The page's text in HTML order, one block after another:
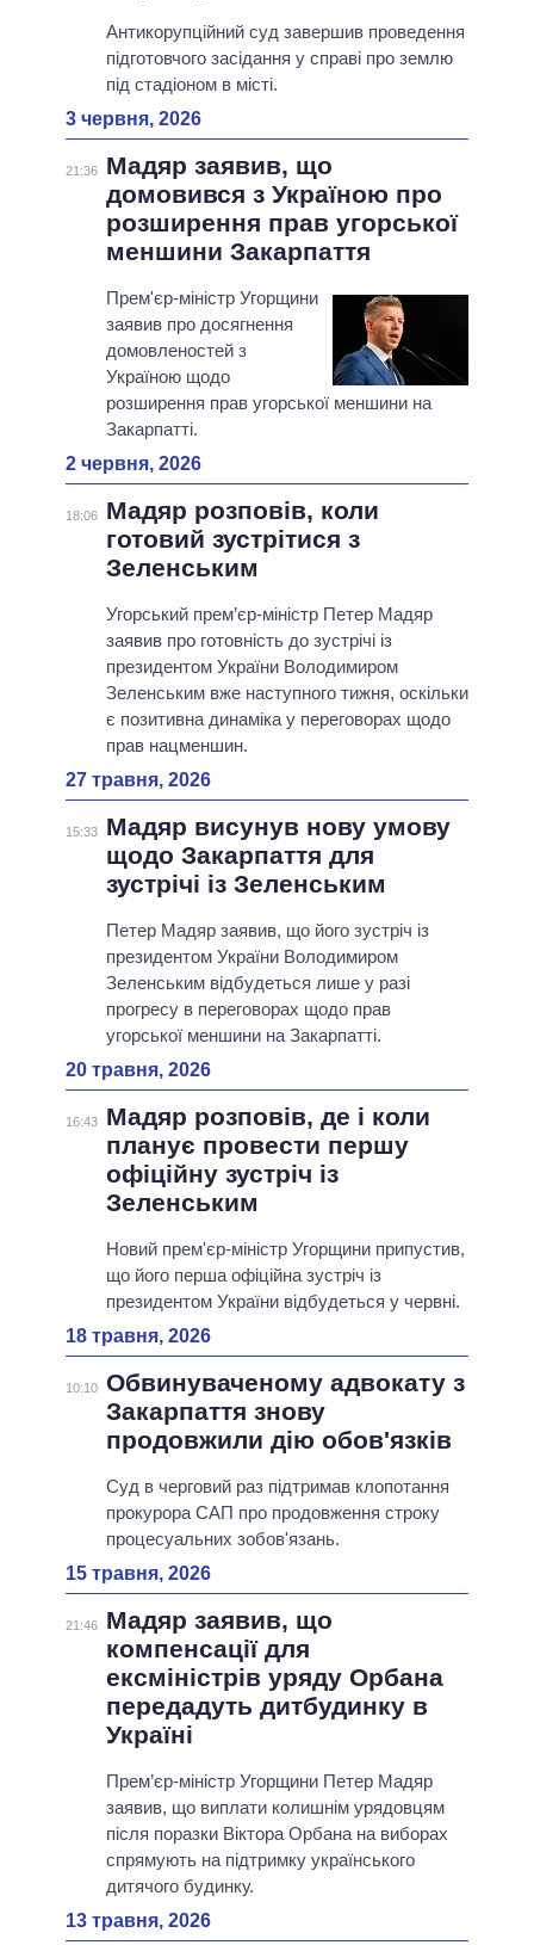
Антикорупційний суд завершив проведення
підготовчого засідання у справі про землю
під стадіоном в місті.
3 червня, 2026
21:36
Мадяр заявив, що
домовився з Україною про
розширення прав угорської
меншини Закарпаття
Прем'єр-міністр Угорщини
заявив про досягнення
домовленостей з
Україною щодо
розширення прав угорської меншини на
Закарпатті.
2 червня, 2026
18:06
Мадяр розповів, коли
готовий зустрітися з
Зеленським
Угорський прем’єр-міністр Петер Мадяр
заявив про готовність до зустрічі із
президентом України Володимиром
Зеленським вже наступного тижня, оскільки
є позитивна динаміка у переговорах щодо
прав нацменшин.
27 травня, 2026
15:33
Мадяр висунув нову умову
щодо Закарпаття для
зустрічі із Зеленським
Петер Мадяр заявив, що його зустріч із
президентом України Володимиром
Зеленським відбудеться лише у разі
прогресу в переговорах щодо прав
угорської меншини на Закарпатті.
20 травня, 2026
16:43
Мадяр розповів, де і коли
планує провести першу
офіційну зустріч із
Зеленським
Новий прем'єр-міністр Угорщини припустив,
що його перша офіційна зустріч із
президентом України відбудеться у червні.
18 травня, 2026
10:10 Обвинуваченому адвокату з
Закарпаття знову
продовжили дію обов'язків
Суд в черговий раз підтримав клопотання
прокурора САП про продовження строку
процесуальних зобов'язань.
15 травня, 2026
21:46
Мадяр заявив, що
компенсації для
ексміністрів уряду Орбана
передадуть дитбудинку в
Україні
Прем’єр-міністр Угорщини Петер Мадяр
заявив, що виплати колишнім урядовцям
після поразки Віктора Орбана на виборах
спрямують на підтримку українського
дитячого будинку.
13 травня, 2026